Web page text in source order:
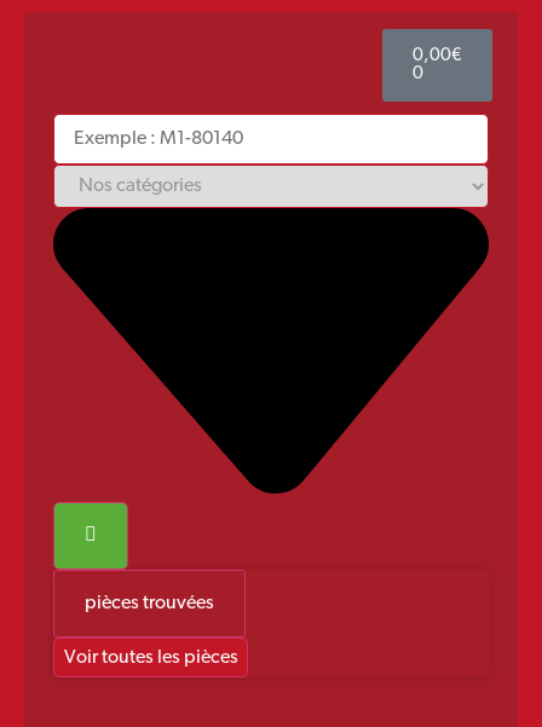
0,00€
0
pièces trouvées
Voir toutes les pièces